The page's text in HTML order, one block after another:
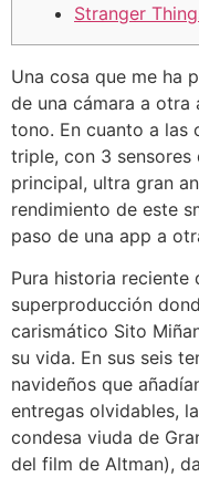
Stranger
Una cosa que me ha
de una cámara a otra
tono. En cuanto a las
triple, con 3 sensores
principal, ultra gran
rendimiento de este
paso de una app a
Pura historia reciente
superproducción
carismático Sito
su vida. En sus seis
navideños que
entregas olvidables,
condesa viuda de
del film de Altman),